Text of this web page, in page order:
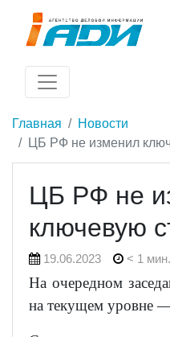
Главная
Новости
ЦБ РФ не изменил
ЦБ РФ не
ключевую
19.06.2023 < 1 мин.
На очередном
на текущем уровне